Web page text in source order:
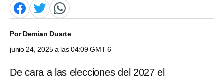
PorDemian Duarte
junio 24, 2025 a las 04:09 GMT-6
De cara a las elecciones del 2027 el